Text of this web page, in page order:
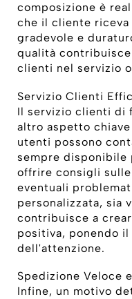
composizione è
che il cliente
gradevole e
qualità
clienti nel servizio
Servizio Clienti
Il servizio clienti di
altro aspetto
utenti possono
sempre disponibile
offrire consigli
eventuali
personalizzata, sia
contribuisce a
positiva, ponendo
dell'attenzione.
Spedizione Veloce
Infine, un motivo